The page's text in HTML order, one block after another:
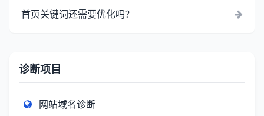
首页关键词还需要优化吗？
诊断项目
网站域名诊断